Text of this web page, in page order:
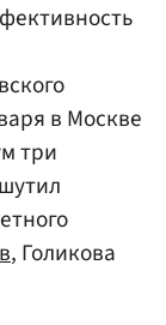
в Москве
три
, Голикова